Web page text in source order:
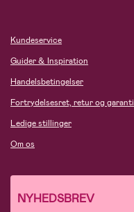
Kundeservice
Guider & Inspiration
Handelsbetingelser
Fortrydelsesret, retur og garanti
Ledige stillinger
Om os
NYHEDSBREV